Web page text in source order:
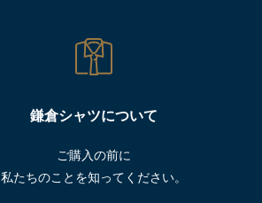
鎌倉シャツについて
ご購入の前に
私たちのことを知ってください。